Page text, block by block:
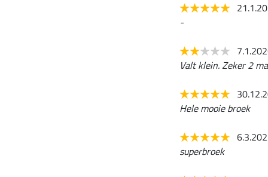
-
Valt klein. Zeker 2
Hele mooie broek
superbroek